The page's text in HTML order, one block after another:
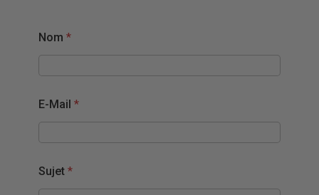
Nom *
E-Mail *
Sujet *